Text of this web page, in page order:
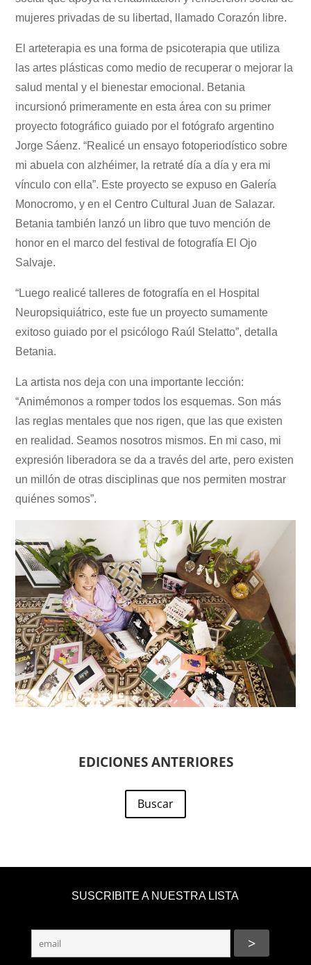
mujeres privadas de su libertad, llamado Corazón libre.
El arteterapia es una forma de psicoterapia que utiliza
las artes plásticas como medio de recuperar o mejorar la
salud mental y el bienestar emocional. Betania
incursionó primeramente en esta área con su primer
proyecto fotográfico guiado por el fotógrafo argentino
Jorge Sáenz. “Realicé un ensayo fotoperiodístico sobre
mi abuela con alzhéimer, la retraté día a día y era mi
vínculo con ella”. Este proyecto se expuso en Galería
Monocromo, y en el Centro Cultural Juan de Salazar.
Betania también lanzó un libro que tuvo mención de
honor en el marco del festival de fotografía El Ojo
Salvaje.
“Luego realicé talleres de fotografía en el Hospital
Neuropsiquiátrico, este fue un proyecto sumamente
exitoso guiado por el psicólogo Raúl Stelatto”, detalla
Betania.
La artista nos deja con una importante lección:
“Animémonos a romper todos los esquemas. Son más
las reglas mentales que nos rigen, que las que existen
en realidad. Seamos nosotros mismos. En mi caso, mi
expresión liberadora se da a través del arte, pero existen
un millón de otras disciplinas que nos permiten mostrar
quiénes somos”.
EDICIONES ANTERIORES
Buscar
SUSCRIBITE A NUESTRA LISTA